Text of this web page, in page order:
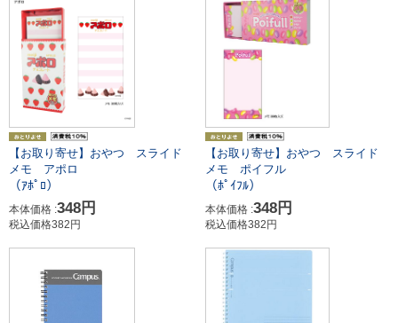
【お取り寄せ】おやつ スライド
メモ アポロ
（ｱﾎﾟﾛ）
本体価格 :348円
税込価格382円
【お取り寄せ】おやつ スライド
メモ ポイフル
（ﾎﾟｲﾌﾙ）
本体価格 :348円
税込価格382円